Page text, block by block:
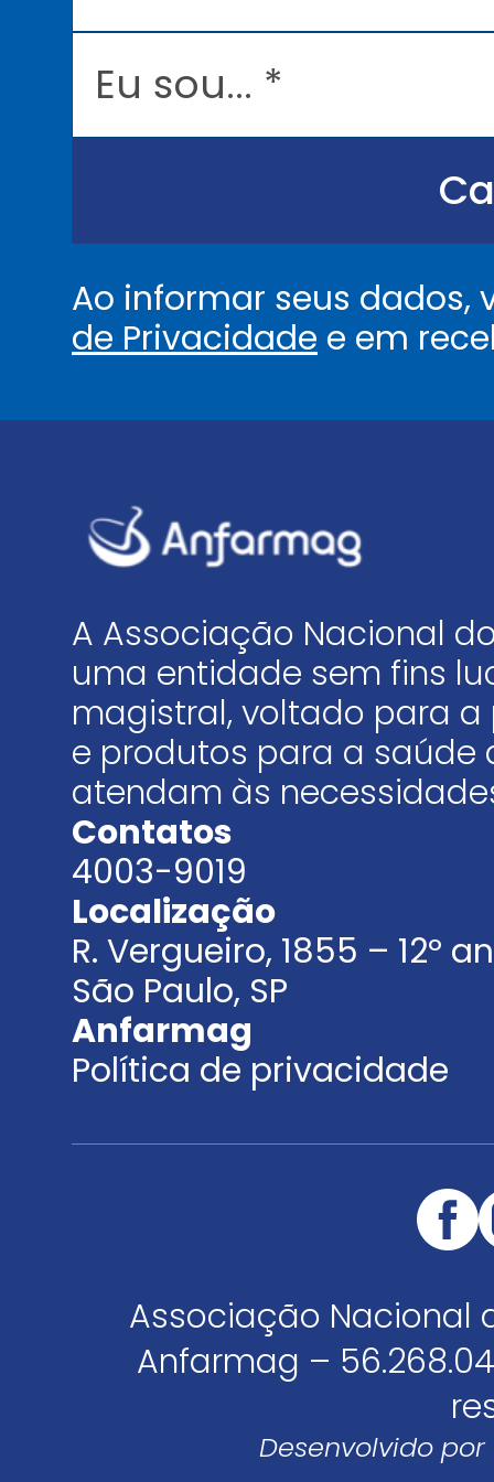
lE
.
Ao informar seus
de Privacidade e em
A Associação Nacional
uma entidade sem fins
magistral, voltado para
e produtos para a saúde
atendam às
Contatos
4003-9019
Localização
R. Vergueiro, 1855 – 12º
São Paulo, SP
Anfarmag
Política de privacidade
Associação Nacional
Anfarmag –
Desenvolvido por